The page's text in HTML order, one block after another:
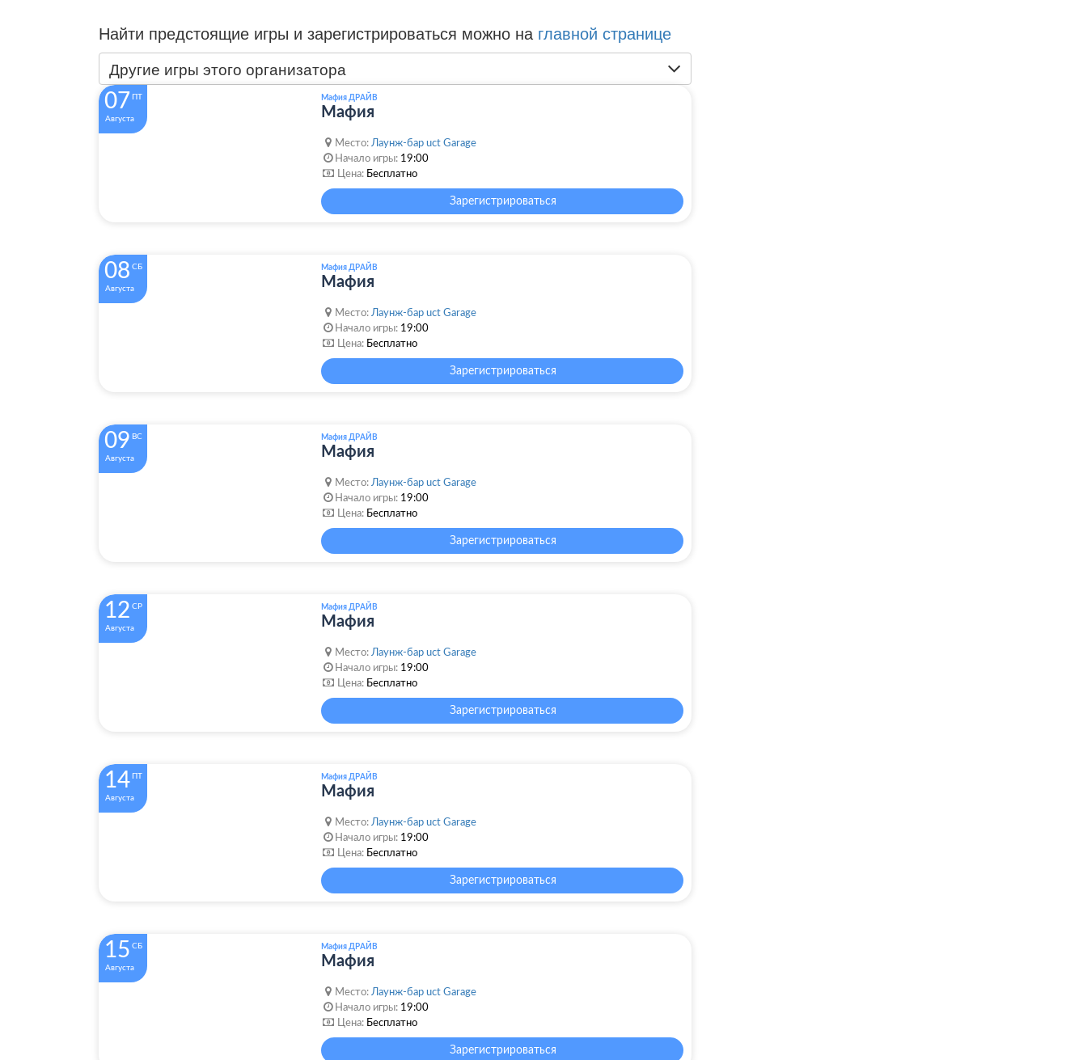
Найти предстоящие игры и зарегистрироваться можно на главной странице
Другие игры этого организатора
07 ПТ
Августа
Мафия ДРАЙВ
Мафия
Место: Лаунж-бар uct Garage
Начало игры: 19:00
Цена: Бесплатно
Зарегистрироваться
08 СБ
Августа
Мафия ДРАЙВ
Мафия
Место: Лаунж-бар uct Garage
Начало игры: 19:00
Цена: Бесплатно
Зарегистрироваться
09 ВС
Августа
Мафия ДРАЙВ
Мафия
Место: Лаунж-бар uct Garage
Начало игры: 19:00
Цена: Бесплатно
Зарегистрироваться
12 СР
Августа
Мафия ДРАЙВ
Мафия
Место: Лаунж-бар uct Garage
Начало игры: 19:00
Цена: Бесплатно
Зарегистрироваться
14 ПТ
Августа
Мафия ДРАЙВ
Мафия
Место: Лаунж-бар uct Garage
Начало игры: 19:00
Цена: Бесплатно
Зарегистрироваться
15 СБ
Августа
Мафия ДРАЙВ
Мафия
Место: Лаунж-бар uct Garage
Начало игры: 19:00
Цена: Бесплатно
Зарегистрироваться